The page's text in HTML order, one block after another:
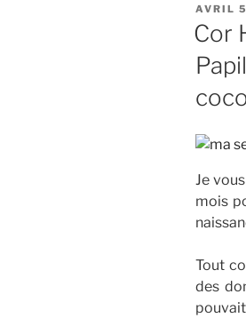
PUBLIÉ
LE
AVRIL
Cor
Je
mois
Tout
des